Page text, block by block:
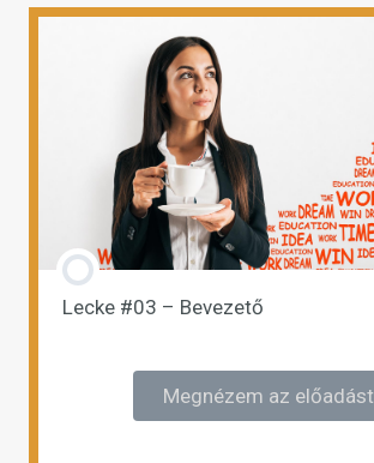
Lecke #03 – Bevezető
Megnézem az előadást